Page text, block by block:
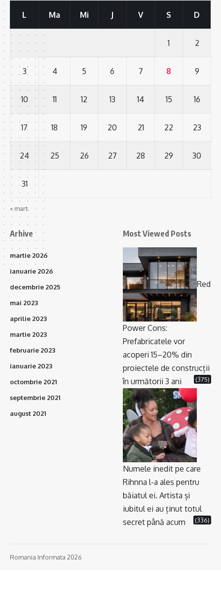
L Ma Mi J V S D
1 2
3 4 5 6 7 8 9
10 11 12 13 14 15 16
17 18 19 20 21 22 23
24 25 26 27 28 29 30
31
« mart.
Arhive
martie 2026
ianuarie 2026
decembrie 2025
mai 2023
aprilie 2023
martie 2023
februarie 2023
ianuarie 2023
octombrie 2021
septembrie 2021
august 2021
Most Viewed Posts
Red
Power Cons:
Prefabricatele vor
acoperi 15–20% din
proiectele de construcții
în următorii 3 ani
(375)
Numele inedit pe care
Rihnna l-a ales pentru
băiatul ei. Artista și
iubitul ei au ținut totul
secret până acum
(336)
Romania Informata 2026